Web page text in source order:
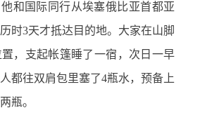
他和国际同行从埃塞俄比亚首都亚
时3天才抵达目的地。大家在山脚
，支起帐篷睡了一宿，次日一早
都往双肩包里塞了4瓶水，预备上
瓶。